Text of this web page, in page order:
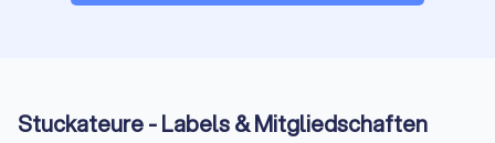
Stuckateure - Labels & Mitgliedschaften